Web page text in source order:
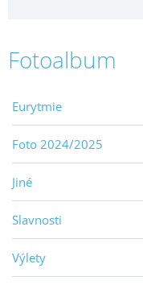
Fotoalbum
Eurytmie
Foto 2024/2025
Jiné
Slavnosti
Výlety